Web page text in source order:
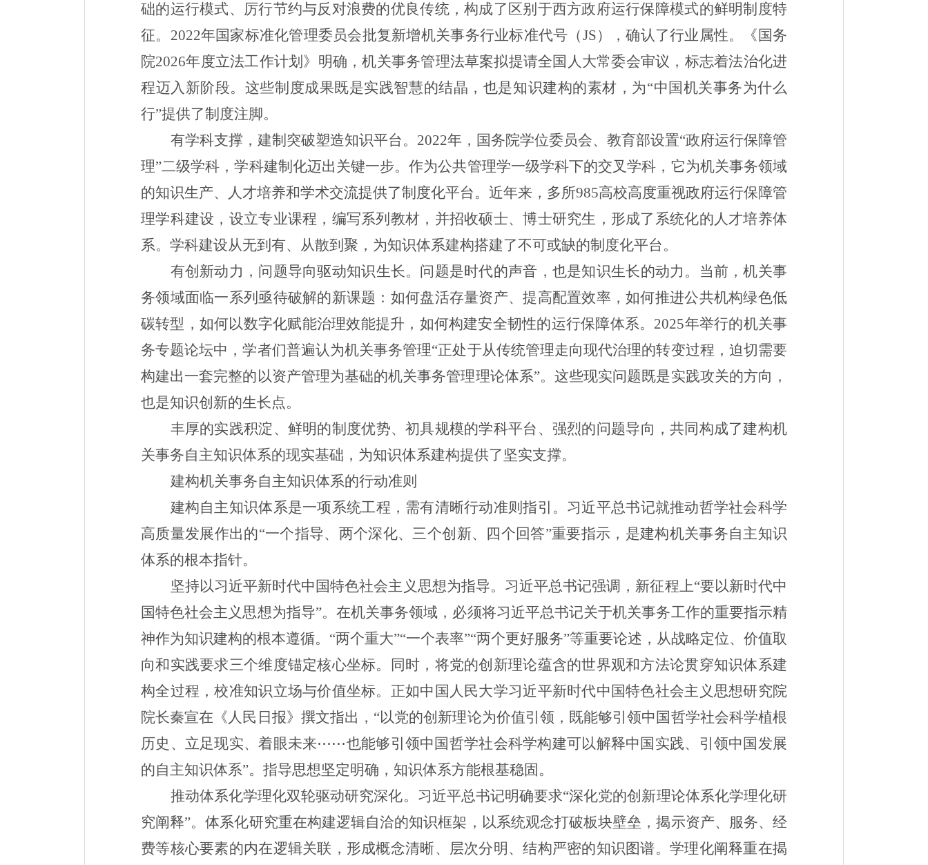
础的运行模式、厉行节约与反对浪费的优良传统，构成了区别于西方政府运行保障模式的鲜明制度特
征。 2022年国家标准化管理委员会批复新增机关事务行业标准代号（JS），确认了行业属性。《国务
院2026年度立法工作计划》明确，机关事务管理法草案拟提请全国人大常委会审议，标志着法治化进
程迈入新阶段。这些制度成果既是实践智慧的结晶，也是知识建构的素材，为“中国机关事务为什么
行”提供了制度注脚。
有学科支撑，建制突破塑造知识平台。 2022年，国务院学位委员会、教育部设置“政府运行保障管
理”二级学科，学科建制化迈出关键一步。作为公共管理学一级学科下的交叉学科，它为机关事务领域
的知识生产、人才培养和学术交流提供了制度化平台。近年来，多所985高校高度重视政府运行保障管
理学科建设，设立专业课程，编写系列教材，并招收硕士、博士研究生，形成了系统化的人才培养体
系。学科建设从无到有、从散到聚，为知识体系建构搭建了不可或缺的制度化平台。
有创新动力，问题导向驱动知识生长。问题是时代的声音，也是知识生长的动力。当前，机关事
务领域面临一系列亟待破解的新课题：如何盘活存量资产、提高配置效率，如何推进公共机构绿色低
碳转型，如何以数字化赋能治理效能提升，如何构建安全韧性的运行保障体系。 2025年举行的机关事
务专题论坛中，学者们普遍认为机关事务管理“正处于从传统管理走向现代治理的转变过程，迫切需要
构建出一套完整的以资产管理为基础的机关事务管理理论体系”。这些现实问题既是实践攻关的方向，
也是知识创新的生长点。
丰厚的实践积淀、鲜明的制度优势、初具规模的学科平台、强烈的问题导向，共同构成了建构机
关事务自主知识体系的现实基础，为知识体系建构提供了坚实支撑。
建构机关事务自主知识体系的行动准则
建构自主知识体系是一项系统工程，需有清晰行动准则指引。习近平总书记就推动哲学社会科学
高质量发展作出的“一个指导、两个深化、三个创新、四个回答”重要指示，是建构机关事务自主知识
体系的根本指针。
坚持以习近平新时代中国特色社会主义思想为指导。习近平总书记强调，新征程上“要以新时代中
国特色社会主义思想为指导”。在机关事务领域，必须将习近平总书记关于机关事务工作的重要指示精
神作为知识建构的根本遵循。“两个重大”“一个表率”“两个更好服务”等重要论述，从战略定位、价值取
向和实践要求三个维度锚定核心坐标。同时，将党的创新理论蕴含的世界观和方法论贯穿知识体系建
构全过程，校准知识立场与价值坐标。正如中国人民大学习近平新时代中国特色社会主义思想研究院
院长秦宣在《人民日报》撰文指出，“以党的创新理论为价值引领，既能够引领中国哲学社会科学植根
历史、立足现实、着眼未来⋯⋯也能够引领中国哲学社会科学构建可以解释中国实践、引领中国发展
的自主知识体系”。指导思想坚定明确，知识体系方能根基稳固。
推动体系化学理化双轮驱动研究深化。习近平总书记明确要求“深化党的创新理论体系化学理化研
究阐释”。体系化研究重在构建逻辑自洽的知识框架，以系统观念打破板块壁垒，揭示资产、服务、经
费等核心要素的内在逻辑关联，形成概念清晰、层次分明、结构严密的知识图谱。学理化阐释重在揭